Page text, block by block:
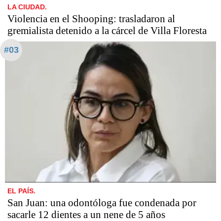
LA CIUDAD.
Violencia en el Shooping: trasladaron al
gremialista detenido a la cárcel de Villa Floresta
#03
EL PAÍS.
San Juan: una odontóloga fue condenada por
sacarle 12 dientes a un nene de 5 años